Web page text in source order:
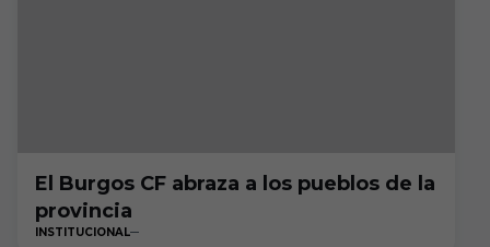
El Burgos CF abraza a los pueblos de la
provincia
INSTITUCIONAL